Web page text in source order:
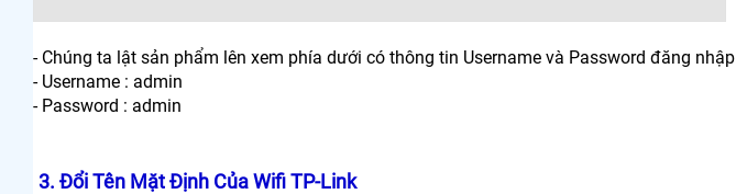
- Chúng ta lật sản phẩm lên xem phía dưới có thông tin Username và Password đăng nhập
- Username : admin
- Password : admin
3. Đổi Tên Mặt Định Của Wifi TP-Link